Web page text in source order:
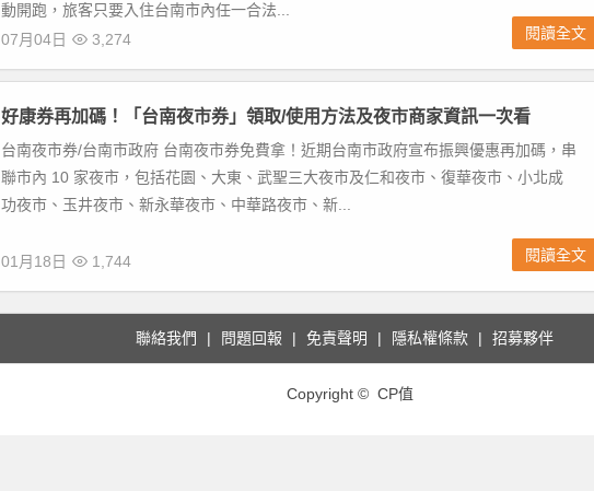
動開跑，旅客只要入住台南市內任一合法...
07月04日
3,274 閱讀全文
好康券再加碼！「台南夜市券」領取/使用方法及夜市商家資訊一次看
台南夜市券/台南市政府 台南夜市券免費拿！近期台南市政府宣布振興優惠再加碼，串
聯市內 10 家夜市，包括花園、大東、武聖三大夜市及仁和夜市、復華夜市、小北成
功夜市、玉井夜市、新永華夜市、中華路夜市、新...
01月18日 1,744 閱讀全文
聯絡我們 問題回報 免責聲明 隱私權條款 招募夥伴
Copyright © CP值